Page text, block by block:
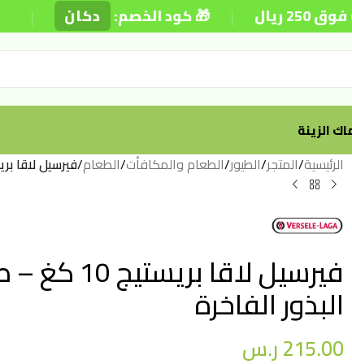
| 🎁 كود الخصم: دكان |
الزينة
الرئيسية/المتجر/الطيور/الطعام والمكافأت/الطعام/فيرسيل لاقا بريستيج 10 كغ – طعام ببغاء كامل ومدعم
فيرسيل
البذور الفاخرة
215.00ر.س